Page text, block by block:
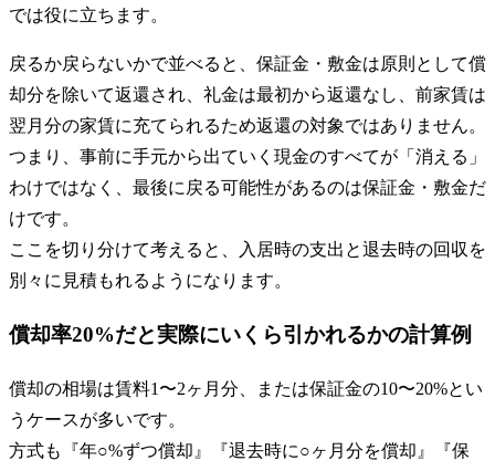
では役に立ちます。
戻るか戻らないかで並べると、保証金・敷金は原則として償
却分を除いて返還され、礼金は最初から返還なし、前家賃は
翌月分の家賃に充てられるため返還の対象ではありません。
つまり、事前に手元から出ていく現金のすべてが「消える」
わけではなく、最後に戻る可能性があるのは保証金・敷金だ
けです。
ここを切り分けて考えると、入居時の支出と退去時の回収を
別々に見積もれるようになります。
償却率20%だと実際にいくら引かれるかの計算例
償却の相場は賃料1〜2ヶ月分、または保証金の10〜20%とい
うケースが多いです。
方式も『年○%ずつ償却』『退去時に○ヶ月分を償却』『保